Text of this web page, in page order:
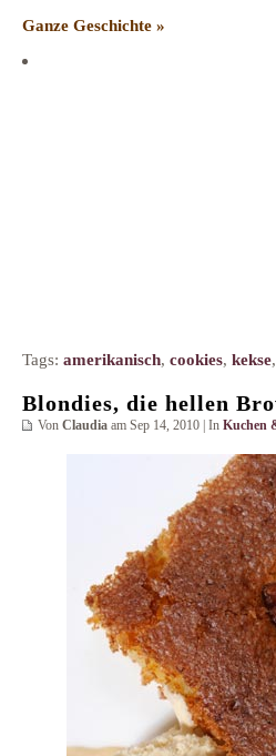
Ganze Geschichte »
Tags: amerikanisch, cookies, kekse,
Blondies, die hellen
Von Claudia am Sep 14, 2010 | In Kuchen